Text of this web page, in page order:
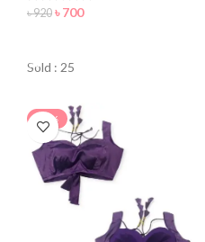
৳920 ৳700
Sold : 25
-15%